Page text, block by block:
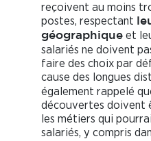
reçoivent au moins
postes, respectant
géographique et
salariés ne doivent
faire des choix par
cause des longues
également rappelé
découvertes doivent
les métiers qui
salariés, y compris